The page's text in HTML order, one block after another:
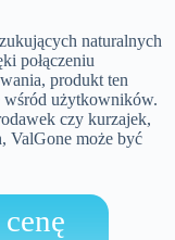
naturalnych
połączeniu
produkt ten
wśród użytkowników.
czy kurzajek,
ValGone może być